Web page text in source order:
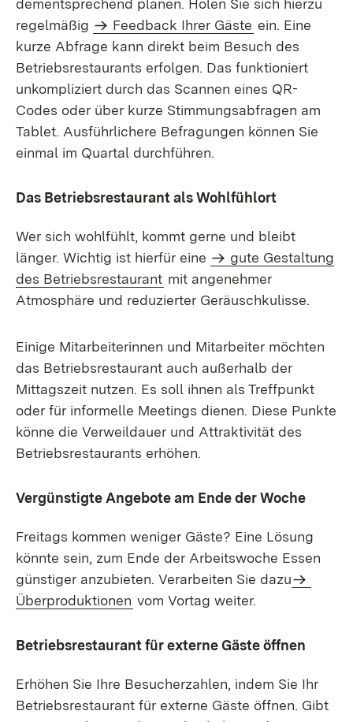
dementsprechend planen. Holen Sie sich hierzu
regelmäßig
Feedback Ihrer Gäste ein. Eine
kurze Abfrage kann direkt beim Besuch des
Betriebsrestaurants erfolgen. Das funktioniert
unkompliziert durch das Scannen eines QR-
Codes oder über kurze Stimmungsabfragen am
Tablet. Ausführlichere Befragungen können Sie
einmal im Quartal durchführen.
Das Betriebsrestaurant als Wohlfühlort
Wer sich wohlfühlt, kommt gerne und bleibt
länger. Wichtig ist hierfür eine
gute Gestaltung
des Betriebsrestaurant mit angenehmer
Atmosphäre und reduzierter Geräuschkulisse.
Einige Mitarbeiterinnen und Mitarbeiter möchten
das Betriebsrestaurant auch außerhalb der
Mittagszeit nutzen. Es soll ihnen als Treffpunkt
oder für informelle Meetings dienen. Diese Punkte
könne die Verweildauer und Attraktivität des
Betriebsrestaurants erhöhen.
Vergünstigte Angebote am Ende der Woche
Freitags kommen weniger Gäste? Eine Lösung
könnte sein, zum Ende der Arbeitswoche Essen
günstiger anzubieten. Verarbeiten Sie dazu
Überproduktionen vom Vortag weiter.
Betriebsrestaurant für externe Gäste öffnen
Erhöhen Sie Ihre Besucherzahlen, indem Sie Ihr
Betriebsrestaurant für externe Gäste öffnen. Gibt